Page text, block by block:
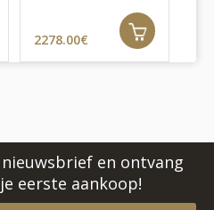
2278.00€
en ontvang
eerste aankoop!